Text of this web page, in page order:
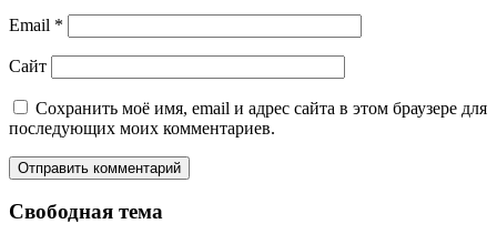
Email *
Сайт
Сохранить моё имя, email и адрес сайта в этом браузере для
последующих моих комментариев.
Свободная тема